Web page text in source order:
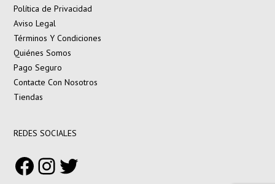
Política de Privacidad
Aviso Legal
Términos Y Condiciones
Quiénes Somos
Pago Seguro
Contacte Con Nosotros
Tiendas
REDES SOCIALES
Facebook
Instagram
Twitter